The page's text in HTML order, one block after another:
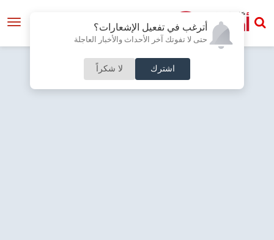
أترغب في تفعيل الإشعارات؟
حتى لا تفوتك آخر الأحداث والأخبار العاجلة
اشترك لا شكراً